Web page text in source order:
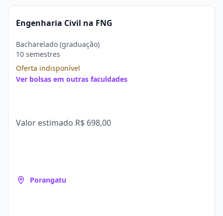
Engenharia Civil na FNG
Bacharelado (graduação)
10 semestres
Oferta indisponível
Ver bolsas em outras faculdades
Valor estimado R$ 698,00
Porangatu